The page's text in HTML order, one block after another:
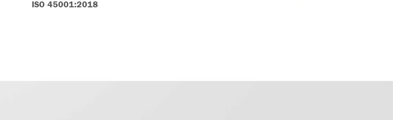
ISO 45001:2018